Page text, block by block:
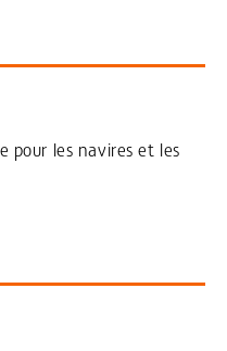
pour les navires et les